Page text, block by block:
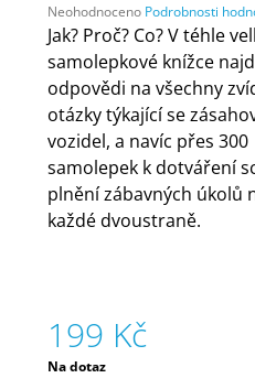
Průměrné
hodnocení
produktu
je
0,0
z
hvězdiček.
Neohodnoceno Podrobnosti
Jak? Proč? Co? V téhle
samolepkové knížce
odpovědi na všechny
otázky týkající se
vozidel, a navíc přes 300
samolepek k dotváření
plnění zábavných úkolů
každé dvoustraně.
199 Kč
Měrná
Na dotaz